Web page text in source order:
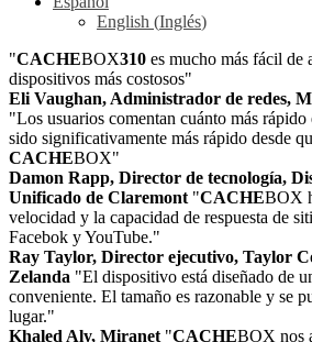
English (Inglés)
"CACHEBOX310 es mucho más fácil de
dispositivos más costosos"
Eli Vaughan, Administrador de redes,
"Los usuarios comentan cuánto más
sido significativamente más rápido desde
CACHEBOX"
Damon Rapp, Director de tecnología,
Unificado de Claremont "CACHEBOX
velocidad y la capacidad de respuesta de
Facebok y YouTube."
Ray Taylor, Director ejecutivo, Taylor
Zelanda "El dispositivo está diseñado de
conveniente. El tamaño es razonable y se
lugar."
Khaled Aly, Miranet "CACHEBOX nos